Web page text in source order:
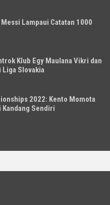
Lampaui Catatan 1000
Klub Egy Maulana Vikri dan
Liga Slovakia
2022: Kento Momota
Sendiri